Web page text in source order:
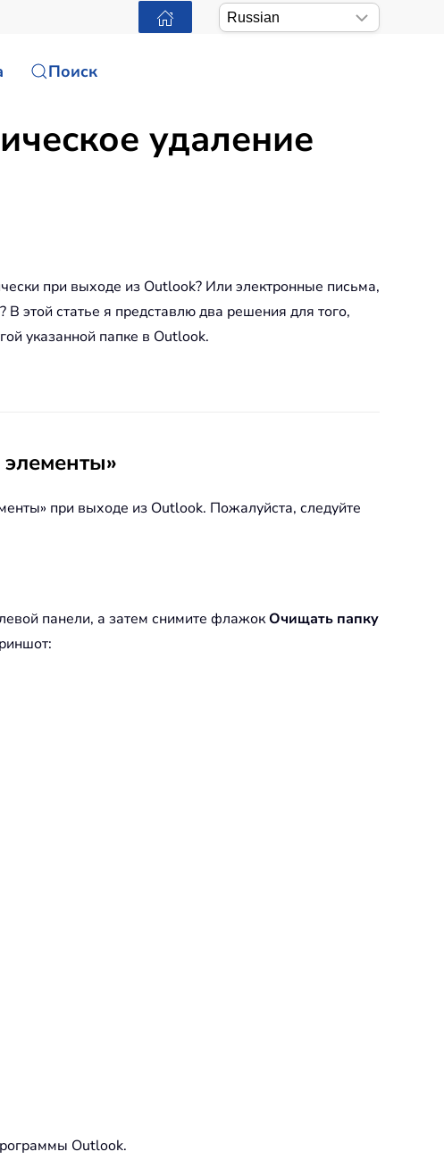
Поиск
удаление
при выходе из Outlook? Или электронные письма,
этой статье я представлю два решения для того,
указанной папке в Outlook.
при выходе из Outlook. Пожалуйста, следуйте
панели, а затем снимите флажокОчищать папку
Outlook.